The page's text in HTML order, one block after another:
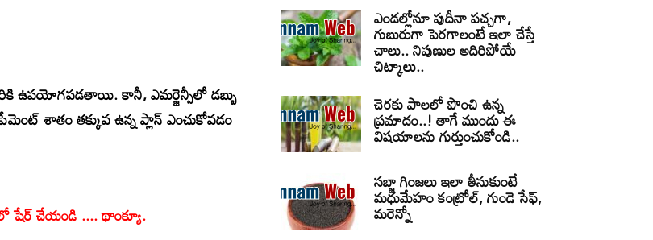
ఉపయోగపడతాయి. కానీ, ఎమర్జెన్సీలో డబ్బు
శాతం తక్కువ ఉన్న ప్లాన్ఎంచుకోవడం
షేర్ చేయండి .... థాంక్యూ.
ఎండల్లోనూ పుదీనా పచ్చగా,
గుబురుగా పెరగాలంటే ఇలా చేస్తే
చాలు.. నిపుణుల అదిరిపోయే
చిట్కాలు..
చెరకు పాలలో పొంచి ఉన్న
ప్రమాదం..! తాగే ముందు ఈ
విషయాలను గుర్తుంచుకోండి..
సబ్జా గింజలు ఇలా తీసుకుంటే
మధుమేహం కంట్రోల్, గుండె సేఫ్,
మరెన్నో